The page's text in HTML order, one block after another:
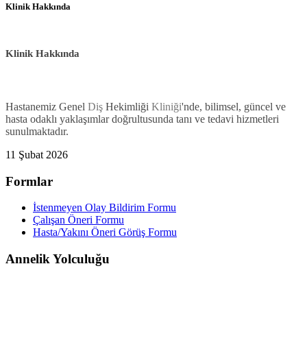
Klinik Hakkında
Klinik Hakkında
Hastanemiz Genel Diş Hekimliği Kliniği'nde, bilimsel, güncel ve
hasta odaklı yaklaşımlar doğrultusunda tanı ve tedavi hizmetleri
sunulmaktadır.
11 Şubat 2026
Formlar
İstenmeyen Olay Bildirim Formu
Çalışan Öneri Formu
Hasta/Yakını Öneri Görüş Formu
Annelik Yolculuğu